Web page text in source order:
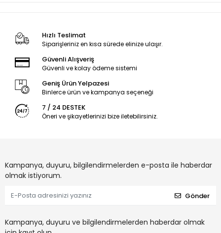
Hızlı Teslimat
Siparişleriniz en kısa sürede elinize ulaşır.
Güvenli Alışveriş
Güvenli ve kolay ödeme sistemi
Geniş Ürün Yelpazesi
Binlerce ürün ve kampanya seçeneği
7 / 24 DESTEK
Öneri ve şikayetlerinizi bize iletebilirsiniz.
Kampanya, duyuru, bilgilendirmelerden e-posta ile haberdar
olmak istiyorum.
Gönder
Kampanya, duyuru ve bilgilendirmelerden haberdar olmak